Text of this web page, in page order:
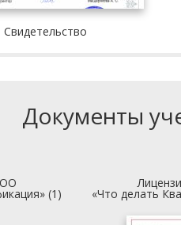
Свидетельство
Документы
(1) «Что делать